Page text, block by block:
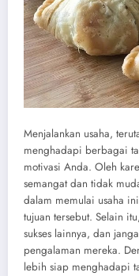
Menjalankan usaha,
menghadapi berbagai
motivasi Anda. Oleh
semangat dan tidak
dalam memulai usaha
tujuan tersebut. Selain
sukses lainnya, dan
pengalaman mereka.
lebih siap menghadapi